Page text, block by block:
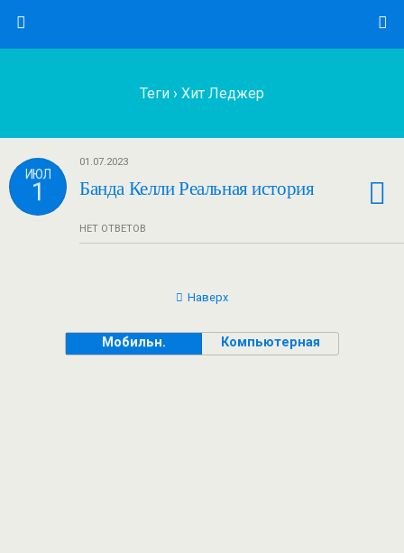
Теги › Хит Леджер
ИЮЛ
1
01.07.2023
Банда Келли Реальная история
НЕТ ОТВЕТОВ
Наверх
Мобильн. Компьютерная